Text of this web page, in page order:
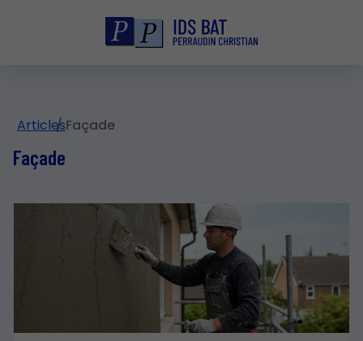
ArticlesFaçade
Façade